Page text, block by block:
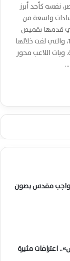
كأحد أبرز
بعدما حظي بإشادات واسعة من
قدمها بقميص
“الفراعنة”، خاصة خلال مواجهة الأرجنتين في دور الـ16، والتي لفت خلالها
وبات اللاعب محور
واجب مقدس يصون
اعترافات مثيرة